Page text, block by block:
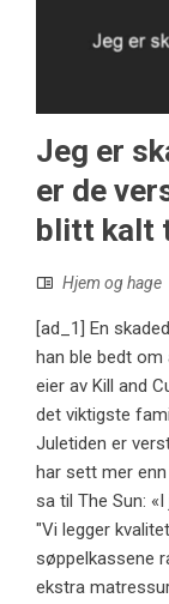
Jeg er
er de
blitt kalt
Hjem og hage
[ad_1] En
han ble bedt om
eier av Kill and
det viktigste
Juletiden er
har sett mer
sa til The Sun:
"Vi legger
søppelkassene
ekstra